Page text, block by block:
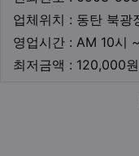
업체위치 : 동탄 북광
영업시간 : AM 10시
최저금액 : 120,000원